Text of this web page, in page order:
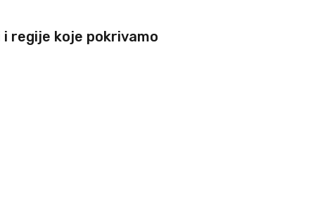
regije koje pokrivamo